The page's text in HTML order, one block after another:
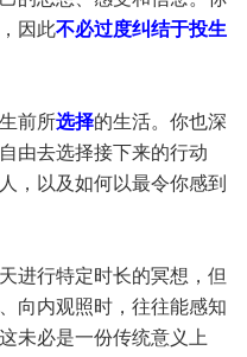
因此不必过度纠结于投生
前所选择的生活。你也深
由去选择接下来的行动
以及如何以最令你感到
进行特定时长的冥想，但
向内观照时，往往能感知
未必是一份传统意义上